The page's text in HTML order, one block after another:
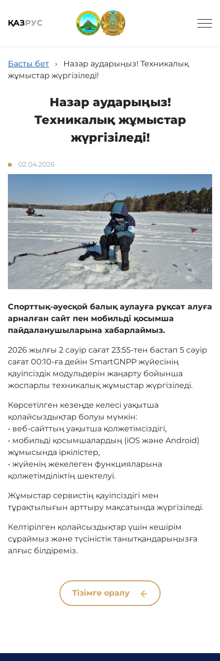
ҚАЗРУС
Жалпы мәлімет
Спорттық балық аулау онлайн
Галерея
Көрнекті жерлер
Өртке қарсы үгіт
Байланыс
Табыс пен мүлік туралы декларация
Адалдық алаңы
Нашар көретіндерге
Басты бет ›
Назар аударыңыз! Техникалық
жұмыстар жүргізіледі!
Назар аударыңыз!
Техникалық жұмыстар
жүргізіледі!
02.04.2026
Спорттық-әуесқой балық аулауға рұқсат алуға
арналған сайт пен мобильді қосымша
пайдаланушыларына хабарлаймыз.
2026 жылғы 2 сәуір сағат 23:55-тен бастап 5 сәуір
сағат 00:10-ға дейін SmartGNPP жүйесінің
қауіпсіздік модульдерін жаңарту бойынша
жоспарлы техникалық жұмыстар жүргізіледі.
Көрсетілген кезеңде келесі уақытша
қолайсыздықтар болуы мүмкін:
• веб-сайттың уақытша қолжетімсіздігі,
• мобильді қосымшалардың (iOS және Android)
жұмысында іркілістер,
• жүйенің жекелеген функцияларына
қолжетімділіктің шектелуі.
Жұмыстар сервистің қауіпсіздігі мен
тұрақтылығын арттыру мақсатында жүргізіледі.
Келтірілген қолайсыздықтар үшін кешірім
сұраймыз және түсіністік танытқандарыңызға
алғыс білдіреміз.
Тізімге оралу